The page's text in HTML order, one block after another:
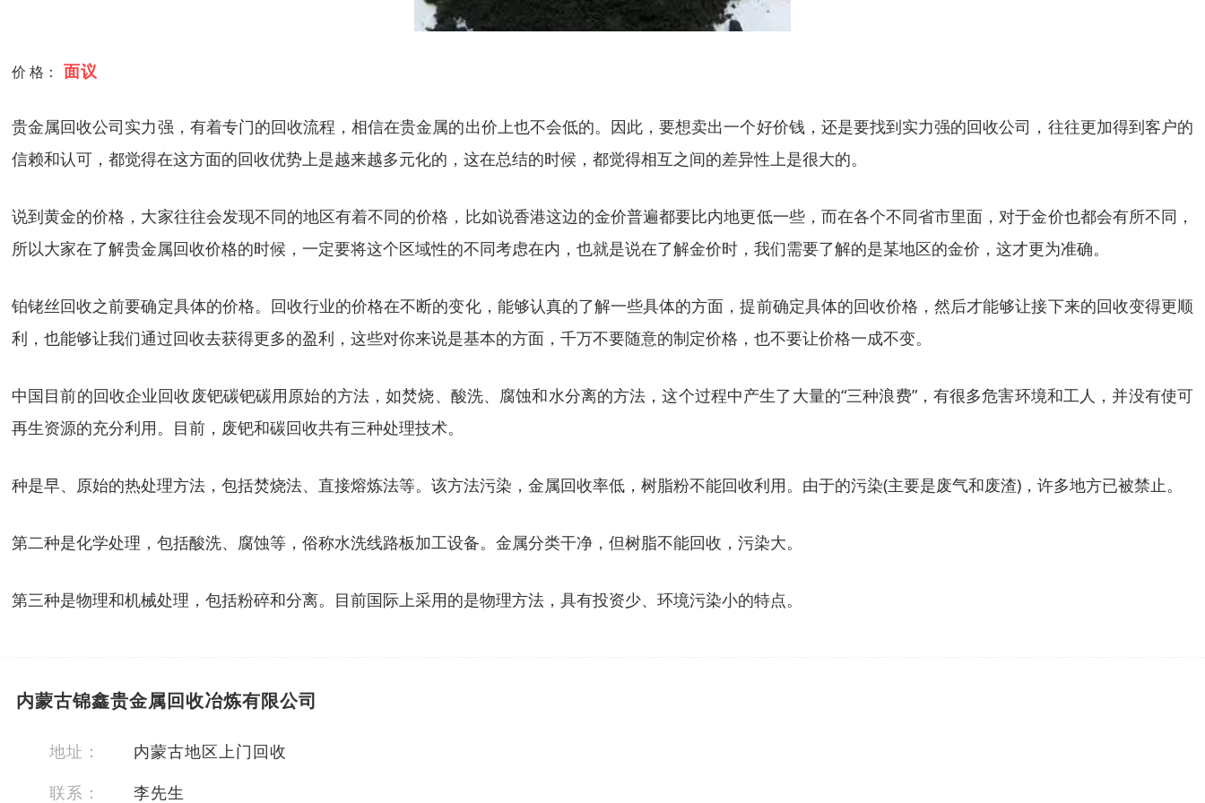
价 格： 面议
贵金属回收公司实力强，有着专门的回收流程，相信在贵金属的出价上也不会低的。因此，要想卖出一个好价钱，还是要找到实力强的回收公司，往往更加得到客户的
信赖和认可，都觉得在这方面的回收优势上是越来越多元化的，这在总结的时候，都觉得相互之间的差异性上是很大的。
说到黄金的价格，大家往往会发现不同的地区有着不同的价格，比如说香港这边的金价普遍都要比内地更低一些，而在各个不同省市里面，对于金价也都会有所不同，
所以大家在了解贵金属回收价格的时候，一定要将这个区域性的不同考虑在内，也就是说在了解金价时，我们需要了解的是某地区的金价，这才更为准确。
铂铑丝回收之前要确定具体的价格。回收行业的价格在不断的变化，能够认真的了解一些具体的方面，提前确定具体的回收价格，然后才能够让接下来的回收变得更顺
利，也能够让我们通过回收去获得更多的盈利，这些对你来说是基本的方面，千万不要随意的制定价格，也不要让价格一成不变。
中国目前的回收企业回收废钯碳钯碳用原始的方法，如焚烧、酸洗、腐蚀和水分离的方法，这个过程中产生了大量的“三种浪费”，有很多危害环境和工人，并没有使可
再生资源的充分利用。目前，废钯和碳回收共有三种处理技术。
种是早、原始的热处理方法，包括焚烧法、直接熔炼法等。该方法污染，金属回收率低，树脂粉不能回收利用。由于的污染(主要是废气和废渣)，许多地方已被禁止。
第二种是化学处理，包括酸洗、腐蚀等，俗称水洗线路板加工设备。金属分类干净，但树脂不能回收，污染大。
第三种是物理和机械处理，包括粉碎和分离。目前国际上采用的是物理方法，具有投资少、环境污染小的特点。
内蒙古锦鑫贵金属回收冶炼有限公司
地址：
内蒙古地区上门回收
联系：
李先生